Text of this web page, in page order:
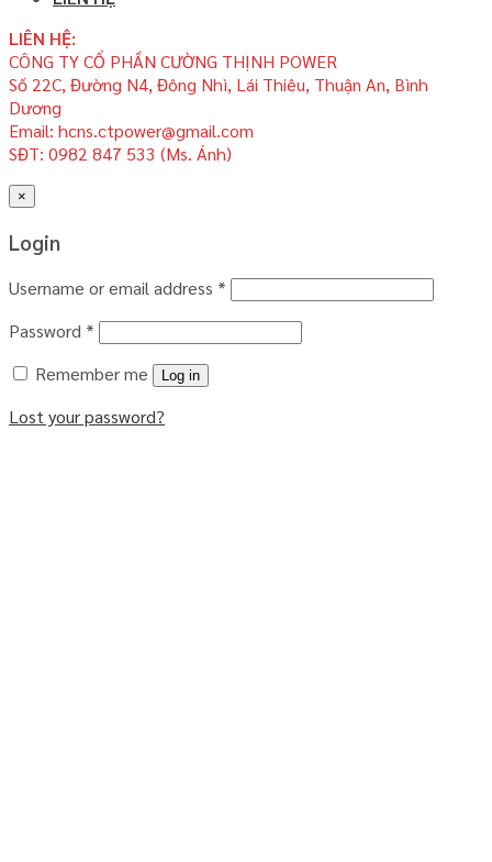
LIÊN HỆ:
CÔNG TY CỔ PHẦN CƯỜNG THỊNH POWER
Số 22C, Đường N4, Đông Nhì, Lái Thiêu, Thuận An, Bình
Dương
Email: hcns.ctpower@gmail.com
SĐT: 0982 847 533 (Ms. Ánh)
×
Login
Username or email address *
Password *
Remember me
Log in
Lost your password?